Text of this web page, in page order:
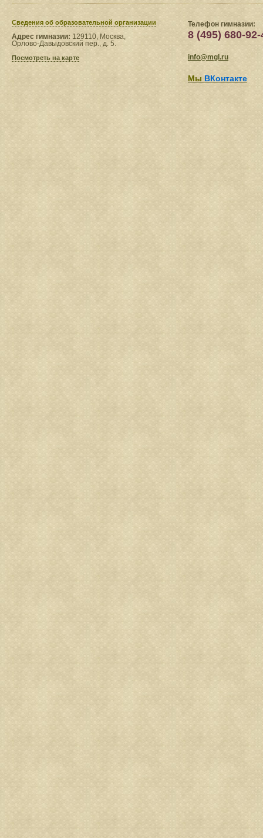
Сведения​ об образовательной организации
Адрес гимназии: 129110, Москва,
Орлово-Давыдовский пер., д. 5.
Посмотреть на карте
Телефон гимназии:
8 (495) 680-92-
info@mgl.ru
Мы ВКонтакте